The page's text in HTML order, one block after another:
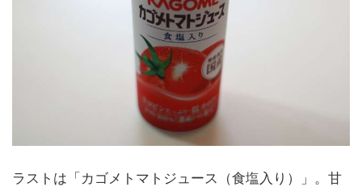
ラストは「カゴメトマトジュース（食塩入り）」。甘